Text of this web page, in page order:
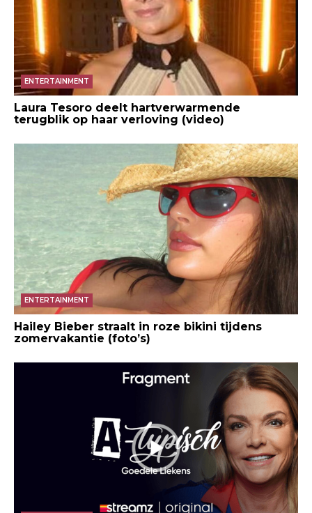
ENTERTAINMENT
Laura Tesoro deelt hartverwarmende
terugblik op haar verloving (video)
ENTERTAINMENT
Hailey Bieber straalt in roze bikini tijdens
zomervakantie (foto’s)